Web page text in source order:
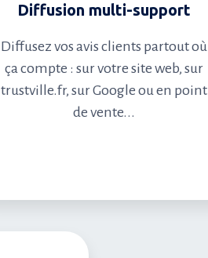
Diffusion multi-support
Diffusez vos avis clients partout où
ça compte : sur votre site web, sur
trustville.fr, sur Google ou en point
de vente...